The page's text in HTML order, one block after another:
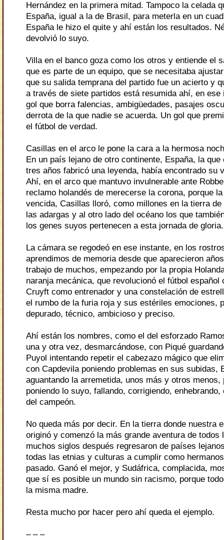
Hernández en la primera mitad. Tampoco la celada
España, igual a la de Brasil, para meterla en un
España le hizo el quite y ahí están los resultados.
devolvió lo suyo.
Villa en el banco goza como los otros y entiende el
que es parte de un equipo, que se necesitaba
que su salida temprana del partido fue un acierto y
a través de siete partidos está resumida ahí, en ese
gol que borra falencias, ambigüedades, pasajes
derrota de la que nadie se acuerda. Un gol que
el fútbol de verdad.
Casillas en el arco le pone la cara a la hermosa
En un país lejano de otro continente, España, la
tres años fabricó una leyenda, había encontrado su
Ahí, en el arco que mantuvo invulnerable ante
reclamo holandés de merecerse la corona, porque
vencida, Casillas lloró, como millones en la tierra
las adargas y al otro lado del océano los que
los genes suyos pertenecen a esta jornada de gloria.
La cámara se regodeó en ese instante, en los
aprendimos de memoria desde que aparecieron
trabajo de muchos, empezando por la propia
naranja mecánica, que revolucionó el fútbol español
Cruyft como entrenador y una constelación de
el rumbo de la furia roja y sus estériles emociones,
depurado, técnico, ambicioso y preciso.
Ahí están los nombres, como el del esforzado
una y otra vez, desmarcándose, con Piqué
Puyol intentando repetir el cabezazo mágico que
con Capdevila poniendo problemas en sus subidas,
aguantando la arremetida, unos más y otros menos,
poniendo lo suyo, fallando, corrigiendo, enhebrando,
del campeón.
No queda más por decir. En la tierra donde nuestra
originó y comenzó la más grande aventura de todos
muchos siglos después regresaron de países
todas las etnias y culturas a cumplir como
pasado. Ganó el mejor, y Sudáfrica, complacida,
que sí es posible un mundo sin racismo, porque
la misma madre.
Resta mucho por hacer pero ahí queda el ejemplo.
– – –